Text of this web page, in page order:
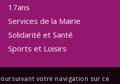
17ans
Services de la Mairie
Solidarité et Santé
Sports et Loisirs
votre navigation sur ce